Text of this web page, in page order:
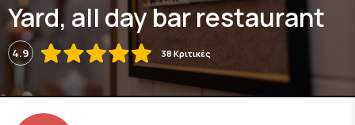
Yard, all day bar restaurant
4.9 38 Κριτικές